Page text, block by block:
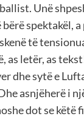
Unë
spektakël, a
të
as letër, as
dhe sytë e
asnjëherë i
dot se këtë